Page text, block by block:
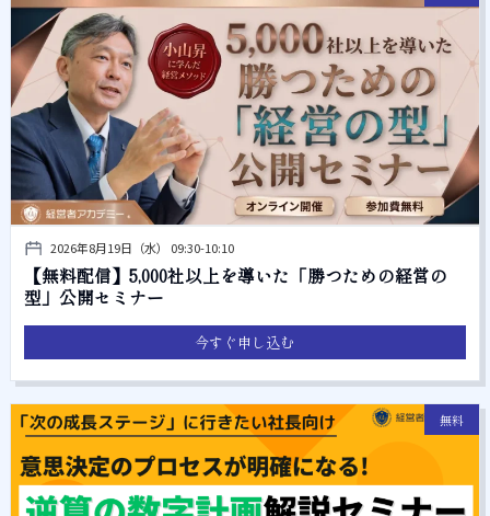
2026年8月19日（水） 09:30-10:10
【無料配信】5,000社以上を導いた「勝つための経営の
型」公開セミナー
今すぐ申し込む
無料